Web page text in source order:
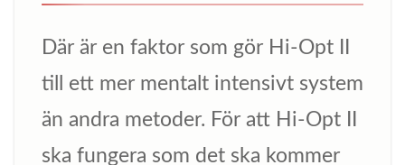
Där är en faktor som gör Hi-Opt II
till ett mer mentalt intensivt system
än andra metoder. För att Hi-Opt II
ska fungera som det ska kommer